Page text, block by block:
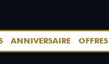
ANNIVERSAIRE OFFRES